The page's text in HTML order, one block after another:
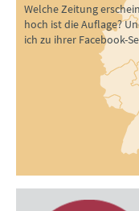
Welche Zeitung
hoch ist die Auflage?
ich zu ihrer Facebook-